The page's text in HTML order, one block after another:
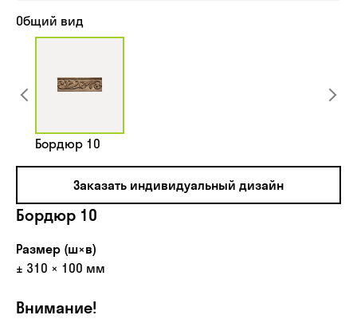
Общий вид
Бордюр 10
Заказать индивидуальный дизайн
Бордюр 10
Размер (ш×в)
± 310 × 100 мм
Внимание!